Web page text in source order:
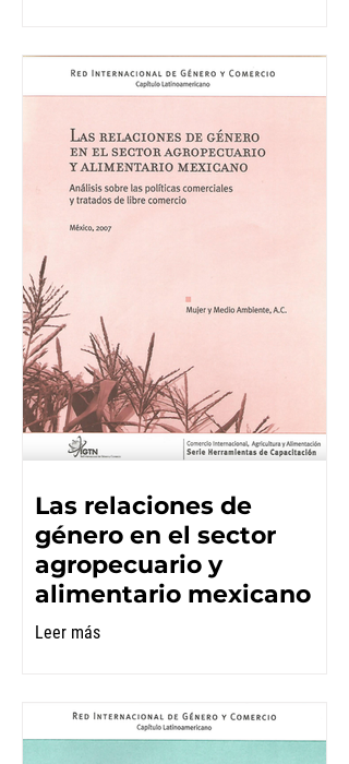
Las relaciones de
género en el sector
agropecuario y
alimentario mexicano
Leer más